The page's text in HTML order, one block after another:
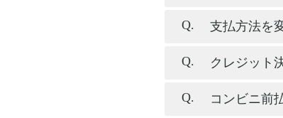
支払方法を
クレジット
コンビニ前